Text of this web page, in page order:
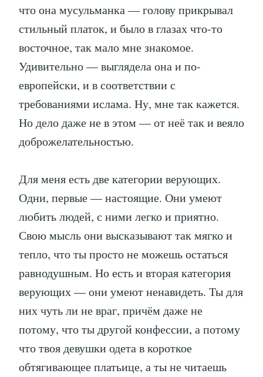
что она мусульманка — голову прикрывал
стильный платок, и было в глазах что-то
восточное, так мало мне знакомое.
Удивительно — выглядела она и по-
европейски, и в соответствии с
требованиями ислама. Ну, мне так кажется.
Но дело даже не в этом — от неё так и веяло
доброжелательностью.
Для меня есть две категории верующих.
Одни, первые — настоящие. Они умеют
любить людей, с ними легко и приятно.
Свою мысль они высказывают так мягко и
тепло, что ты просто не можешь остаться
равнодушным. Но есть и вторая категория
верующих — они умеют ненавидеть. Ты для
них чуть ли не враг, причём даже не
потому, что ты другой конфессии, а потому
что твоя девушки одета в короткое
обтягивающее платьице, а ты не читаешь